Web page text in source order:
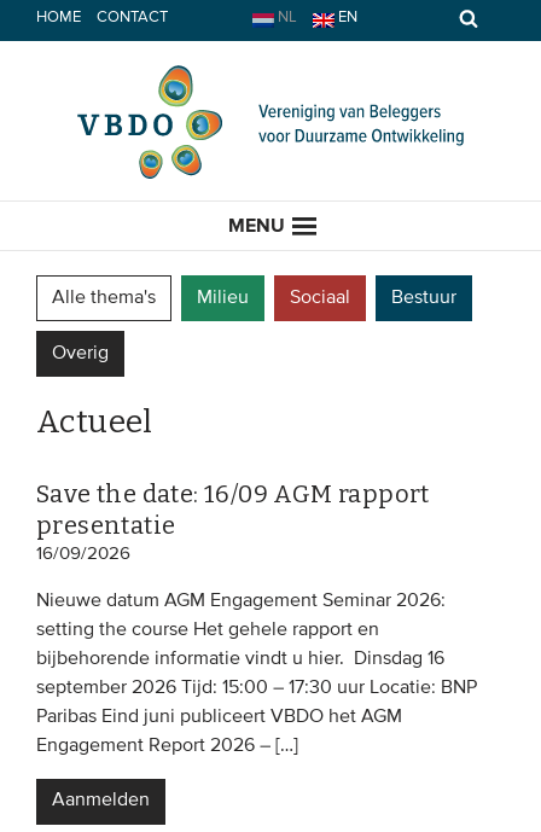
Spring
naar
HOME CONTACT NL EN
MENU
Nieuws
EVENEMENTEN
Van de VBDO
Van leden & partners
Alle thema's Milieu Sociaal Bestuur
Overig
Actueel
Save the date: 16/09 AGM rapport
presentatie
16/09/2026
Nieuwe datum AGM Engagement Seminar 2026:
setting the course Het gehele rapport en
bijbehorende informatie vindt u hier. Dinsdag 16
september 2026 Tijd: 15:00 – 17:30 uur Locatie: BNP
Paribas Eind juni publiceert VBDO het AGM
Engagement Report 2026 – […]
Aanmelden